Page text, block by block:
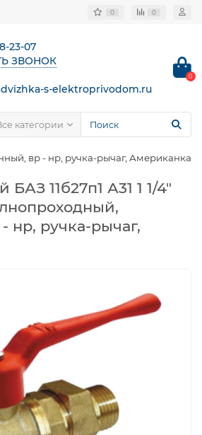
0 0
23-07
ЗВОНОК
s-elektroprivodom.ru
0
категории
вр - нр, ручка-рычаг, Американка
11б27п1 А31 1 1/4″
нр, ручка-рычаг,